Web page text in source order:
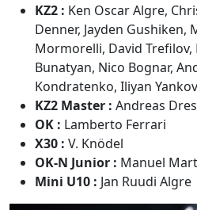
KZ2 : Ken Oscar Algre,
Denner, Jayden Gushiken,
Mormorelli, David
Bunatyan, Nico Bognar,
Kondratenko, Iliyan Yankov
KZ2 Master : Andreas
OK : Lamberto Ferrari
X30 : V. Knödel
OK-N Junior : Manuel
Mini U10 : Jan Ruudi Algre